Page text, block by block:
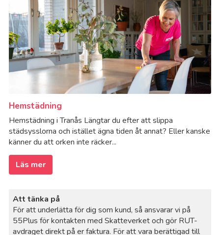
Hemstädning
Hemstädning i Tranås Längtar du efter att slippa
städsysslorna och istället ägna tiden åt annat? Eller kanske
känner du att orken inte räcker...
Läs mer
Att tänka på
För att underlätta för dig som kund, så ansvarar vi på
55Plus för kontakten med Skatteverket och gör RUT-
avdraget direkt på er faktura. För att vara berättigad till